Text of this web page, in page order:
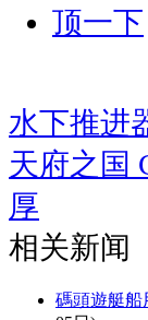
顶一下
水下推进
天府之国
厚
相关新闻
碼頭遊艇船